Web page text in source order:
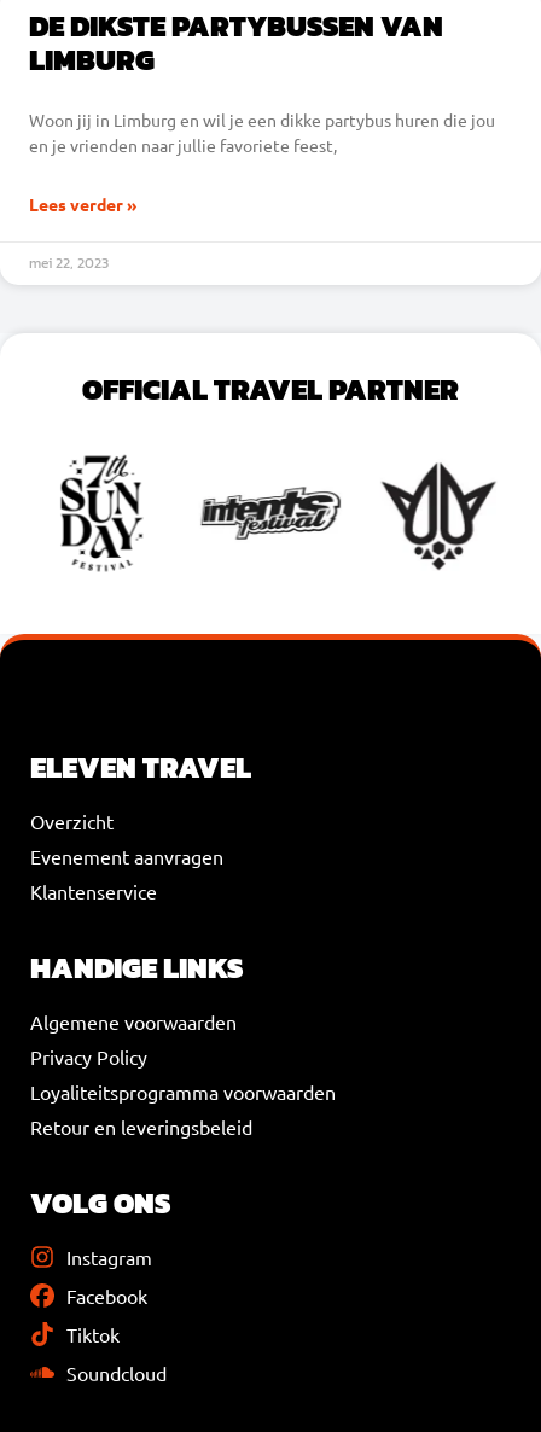
DE DIKSTE PARTYBUSSEN VAN
LIMBURG
Woon jij in Limburg en wil je een dikke partybus huren die jou
en je vrienden naar jullie favoriete feest,
Lees verder »
mei 22, 2023
OFFICIAL TRAVEL PARTNER
ELEVEN TRAVEL
Overzicht
Evenement aanvragen
Klantenservice
HANDIGE LINKS
Algemene voorwaarden
Privacy Policy
Loyaliteitsprogramma voorwaarden
Retour en leveringsbeleid
VOLG ONS
Instagram
Facebook
Tiktok
Soundcloud